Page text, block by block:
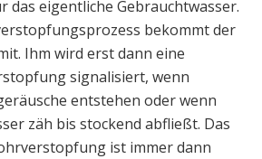
das eigentliche Gebrauchtwasser.
bekommt der
Ihm wird erst dann eine
signalisiert, wenn
entstehen oder wenn
zäh bis stockend abfließt. Das
ist immer dann